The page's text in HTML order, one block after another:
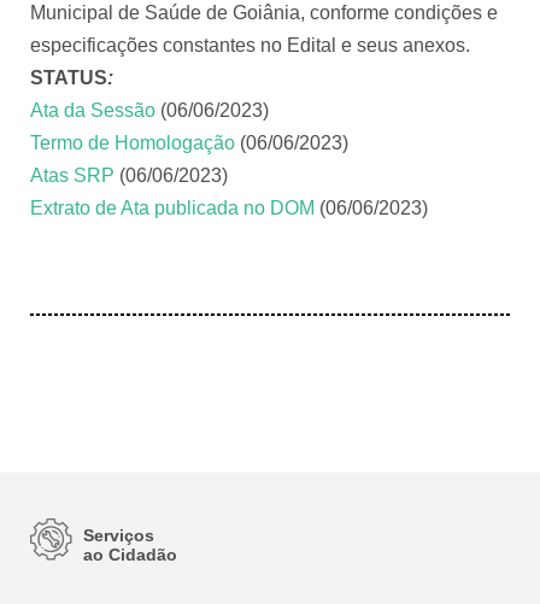
Municipal de Saúde de Goiânia, conforme condições e
especificações constantes no Edital e seus anexos.
STATUS:
Ata da Sessão (06/06/2023)
Termo de Homologação (06/06/2023)
Atas SRP (06/06/2023)
Extrato de Ata publicada no DOM (06/06/2023)
Serviços
ao Cidadão